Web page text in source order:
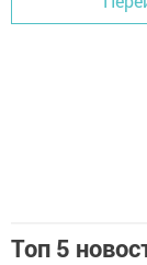
Топ 5